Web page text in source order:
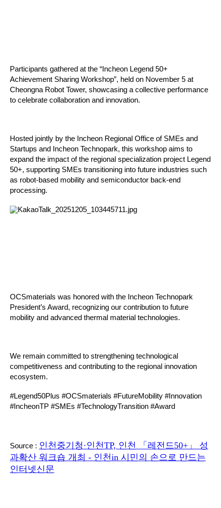
Participants gathered at the “Incheon Legend 50+
Achievement Sharing Workshop”, held on November 5 at
Cheongna Robot Tower, showcasing a collective performance
to celebrate collaboration and innovation.
Hosted jointly by the Incheon Regional Office of SMEs and
Startups and Incheon Technopark, this workshop aims to
expand the impact of the regional specialization project Legend
50+, supporting SMEs transitioning into future industries such
as robot-based mobility and semiconductor back-end
processing.
OCSmaterials was honored with the Incheon Technopark
President’s Award, recognizing our contribution to future
mobility and advanced thermal material technologies.
We remain committed to strengthening technological
competitiveness and contributing to the regional innovation
ecosystem.
#Legend50Plus #OCSmaterials #FutureMobility #Innovation
#IncheonTP #SMEs #TechnologyTransition #Award
Source : 인천중기청·인천TP, 인천 「레전드50+」 성
과확산 워크숍 개최 - 인천in 시민의 손으로 만드는
인터넷신문